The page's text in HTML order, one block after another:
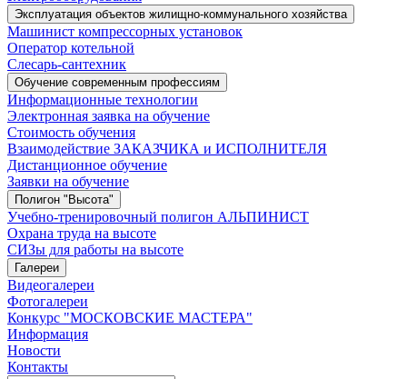
Эксплуатация объектов жилищно-коммунального хозяйства
Машинист компрессорных установок
Оператор котельной
Слесарь-сантехник
Обучение современным профессиям
Информационные технологии
Электронная заявка на обучение
Стоимость обучения
Взаимодействие ЗАКАЗЧИКА и ИСПОЛНИТЕЛЯ
Дистанционное обучение
Заявки на обучение
Полигон "Высота"
Учебно-тренировочный полигон АЛЬПИНИСТ
Охрана труда на высоте
СИЗы для работы на высоте
Галереи
Видеогалереи
Фотогалереи
Конкурс "МОСКОВСКИЕ МАСТЕРА"
Информация
Новости
Контакты